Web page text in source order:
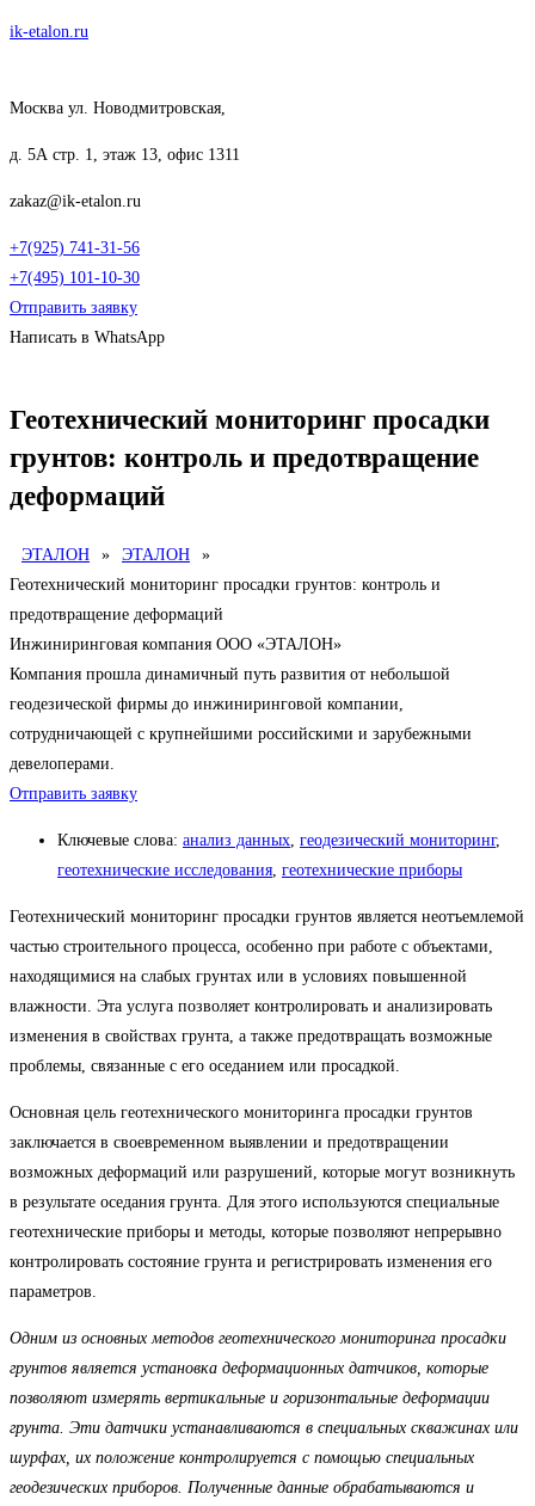
Перейти
ik-etalon.ru
Москва ул. Новодмитровская,
д. 5А стр. 1, этаж 13, офис 1311
zakaz@ik-etalon.ru
+7(925) 741-31-56
+7(495) 101-10-30
Отправить заявку
Написать в WhatsApp
Геотехнический мониторинг просадки
грунтов: контроль и предотвращение
деформаций
ЭТАЛОН » ЭТАЛОН
»
Геотехнический мониторинг просадки грунтов: контроль и
предотвращение деформаций
Инжиниринговая компания ООО «ЭТАЛОН»
Компания прошла динамичный путь развития от небольшой
геодезической фирмы до инжиниринговой компании,
сотрудничающей с крупнейшими российскими и зарубежными
девелоперами.
Отправить заявку
Ключевые слова: анализ данных, геодезический мониторинг,
геотехнические исследования, геотехнические приборы
Геотехнический мониторинг просадки грунтов является неотъемлемой
частью строительного процесса, особенно при работе с объектами,
находящимися на слабых грунтах или в условиях повышенной
влажности. Эта услуга позволяет контролировать и анализировать
изменения в свойствах грунта, а также предотвращать возможные
проблемы, связанные с его оседанием или просадкой.
Основная цель геотехнического мониторинга просадки грунтов
заключается в своевременном выявлении и предотвращении
возможных деформаций или разрушений, которые могут возникнуть
в результате оседания грунта. Для этого используются специальные
геотехнические приборы и методы, которые позволяют непрерывно
контролировать состояние грунта и регистрировать изменения его
параметров.
Одним из основных методов геотехнического мониторинга просадки
грунтов является установка деформационных датчиков, которые
позволяют измерять вертикальные и горизонтальные деформации
грунта. Эти датчики устанавливаются в специальных скважинах или
шурфах, их положение контролируется с помощью специальных
геодезических приборов. Полученные данные обрабатываются и